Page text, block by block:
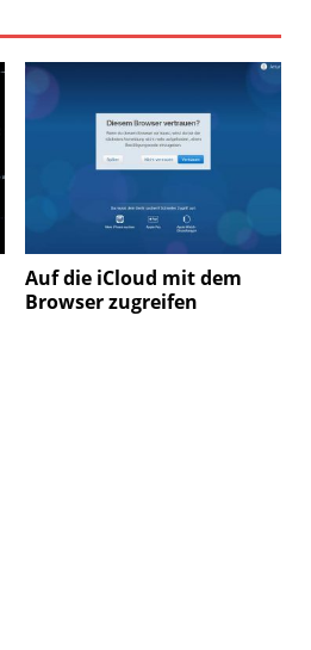
Auf die iCloud mit dem
Browser zugreifen